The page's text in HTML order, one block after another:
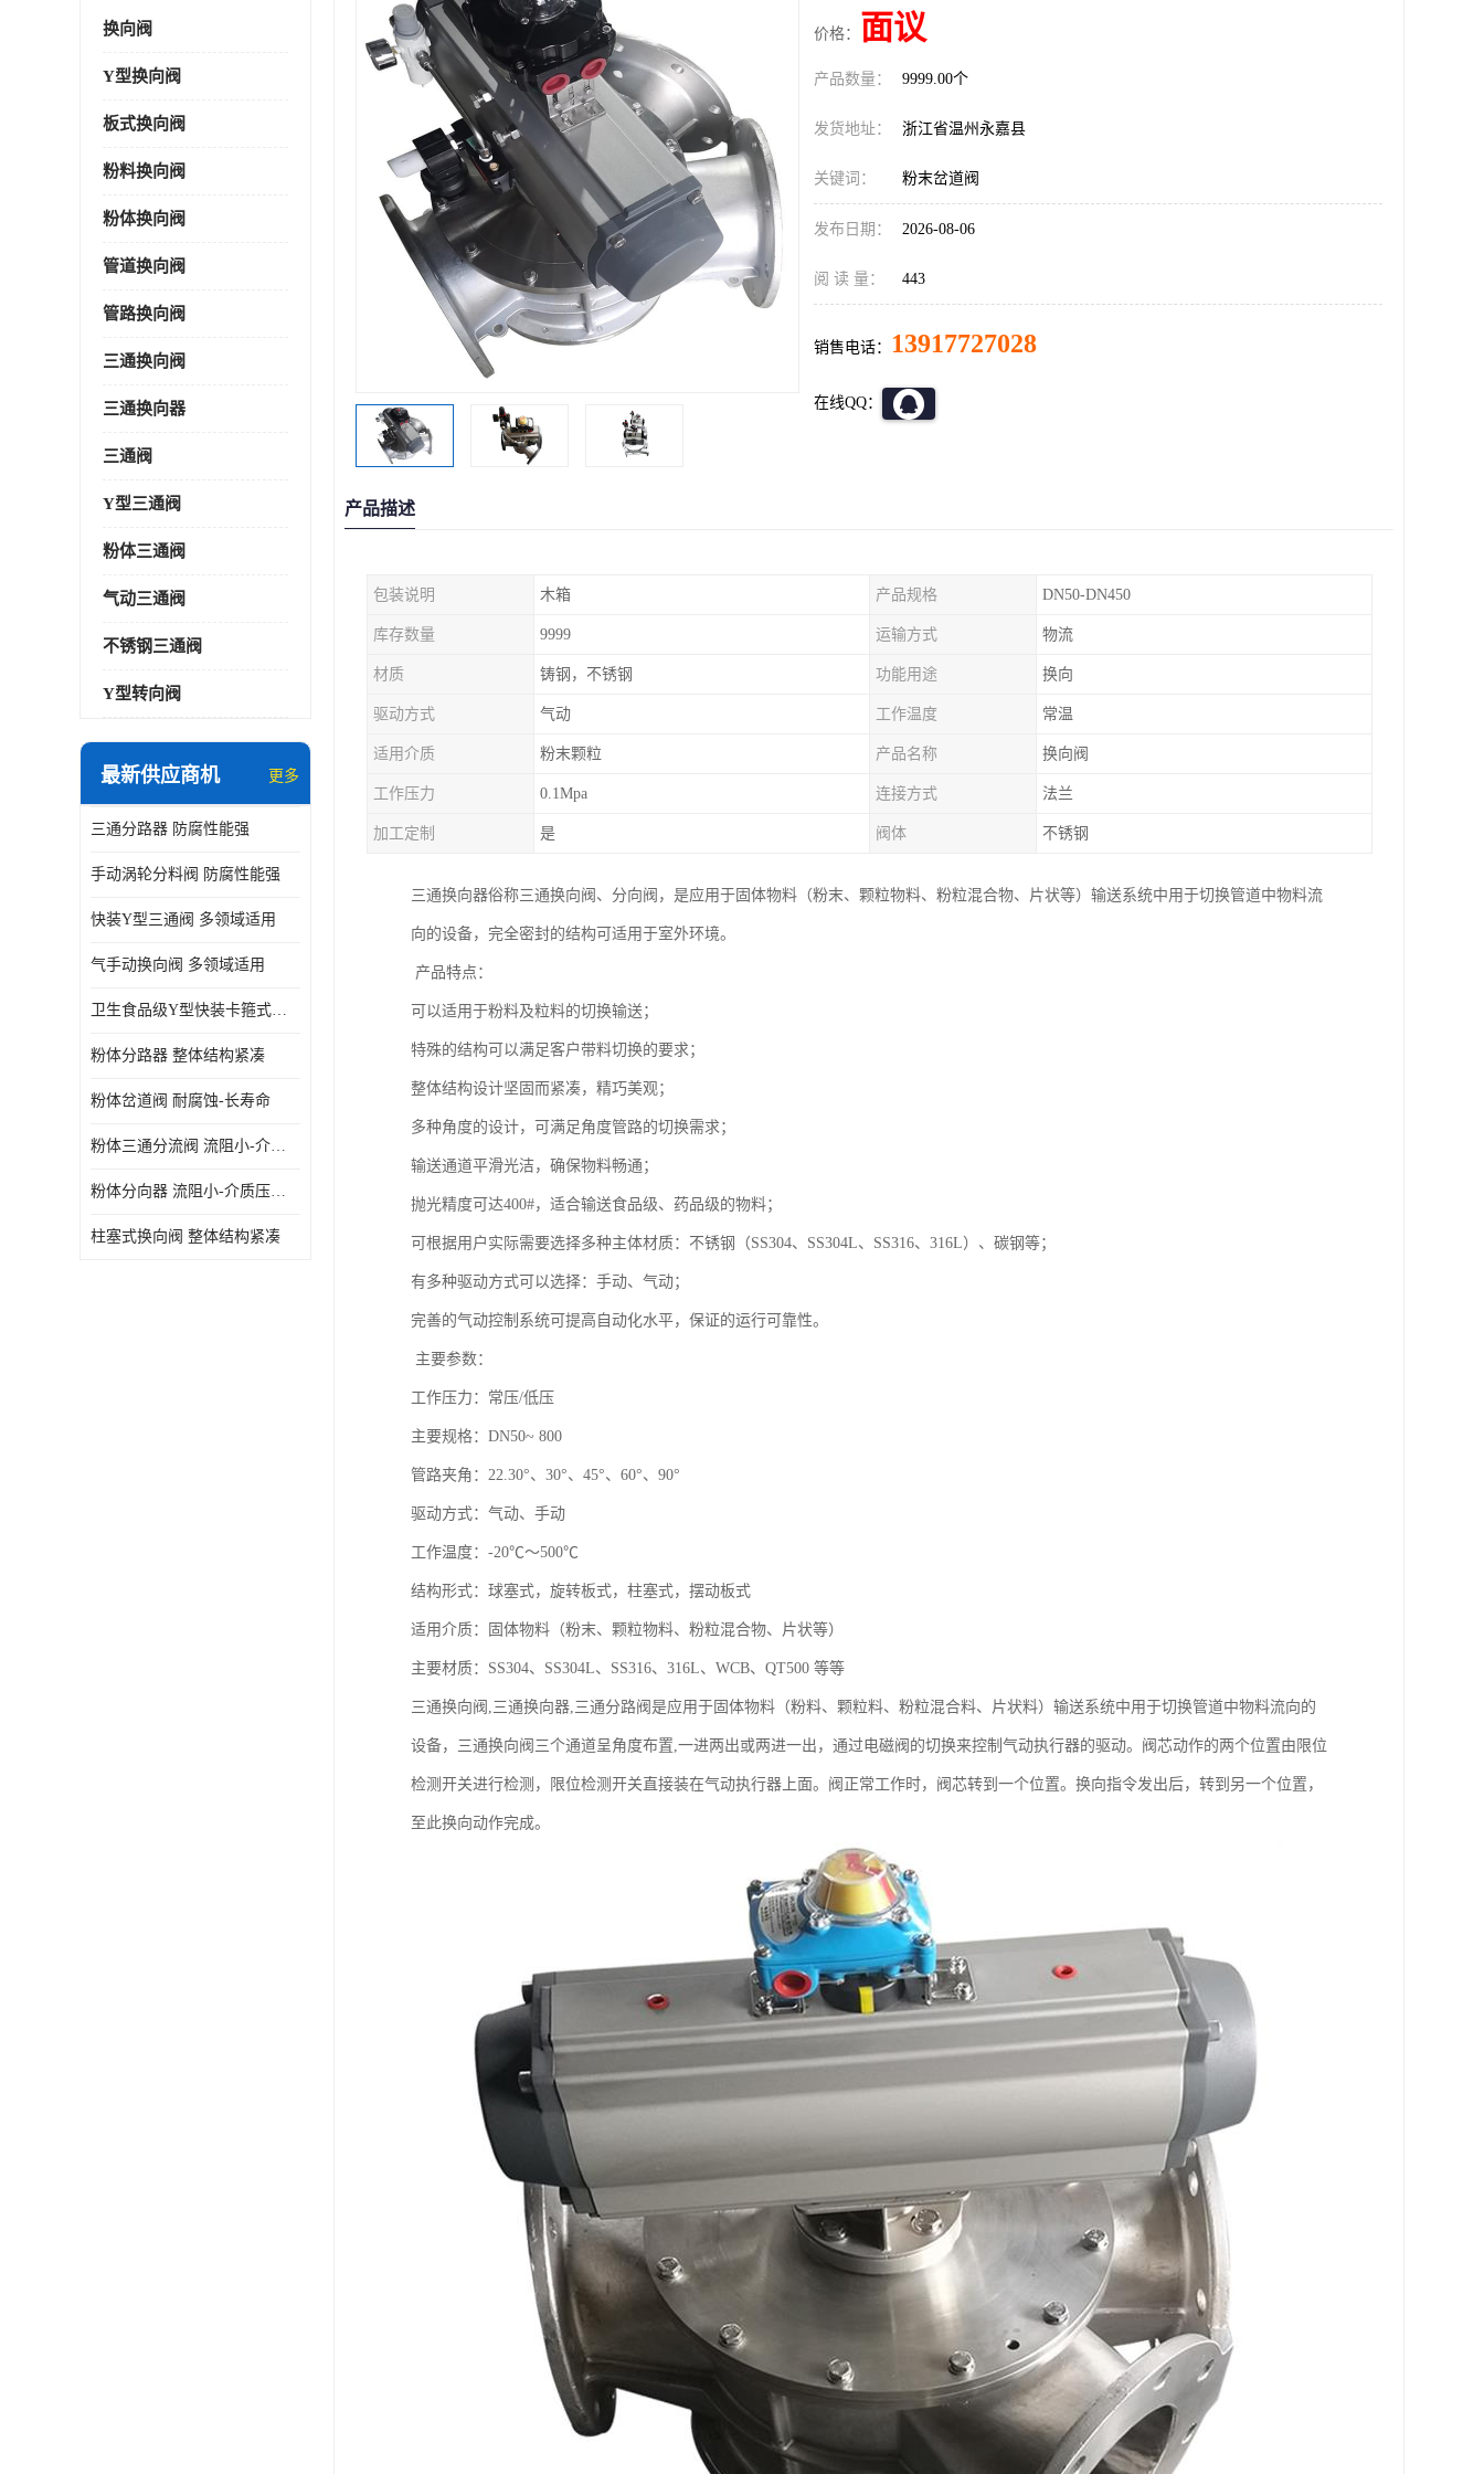
换向阀
Y型换向阀
板式换向阀
粉料换向阀
粉体换向阀
管道换向阀
管路换向阀
三通换向阀
三通换向器
三通阀
Y型三通阀
粉体三通阀
气动三通阀
不锈钢三通阀
Y型转向阀
最新供应商机 更多
三通分路器 防腐性能强
手动涡轮分料阀 防腐性能强
快装Y型三通阀 多领域适用
气手动换向阀 多领域适用
卫生食品级Y型快装卡箍式分路阀 结构坚固-不易变形
粉体分路器 整体结构紧凑
粉体岔道阀 耐腐蚀-长寿命
粉体三通分流阀 流阻小-介质压力损失少
粉体分向器 流阻小-介质压力损失少
柱塞式换向阀 整体结构紧凑
价格： 面议
产品数量： 9999.00个
发货地址： 浙江省温州永嘉县
关键词： 粉末岔道阀
发布日期： 2026-08-06
阅 读 量： 443
销售电话： 13917727028
在线QQ：
产品描述
包装说明 木箱 产品规格 DN50-DN450
库存数量 9999 运输方式 物流
材质 铸钢，不锈钢 功能用途 换向
驱动方式 气动 工作温度 常温
适用介质 粉末颗粒 产品名称 换向阀
工作压力 0.1Mpa 连接方式 法兰
加工定制 是 阀体 不锈钢
三通换向器俗称三通换向阀、分向阀，是应用于固体物料（粉末、颗粒物料、粉粒混合物、片状等）输送系统中用于切换管道中物料流
向的设备，完全密封的结构可适用于室外环境。
产品特点：
可以适用于粉料及粒料的切换输送；
特殊的结构可以满足客户带料切换的要求；
整体结构设计坚固而紧凑，精巧美观；
多种角度的设计，可满足角度管路的切换需求；
输送通道平滑光洁，确保物料畅通；
抛光精度可达400#，适合输送食品级、药品级的物料；
可根据用户实际需要选择多种主体材质：不锈钢（SS304、SS304L、SS316、316L）、碳钢等；
有多种驱动方式可以选择：手动、气动；
完善的气动控制系统可提高自动化水平，保证的运行可靠性。
主要参数：
工作压力：常压/低压
主要规格：DN50~ 800
管路夹角：22.30°、30°、45°、60°、90°
驱动方式：气动、手动
工作温度：-20℃～500℃
结构形式：球塞式，旋转板式，柱塞式，摆动板式
适用介质：固体物料（粉末、颗粒物料、粉粒混合物、片状等）
主要材质：SS304、SS304L、SS316、316L、WCB、QT500 等等
三通换向阀,三通换向器,三通分路阀是应用于固体物料（粉料、颗粒料、粉粒混合料、片状料）输送系统中用于切换管道中物料流向的
设备，三通换向阀三个通道呈角度布置,一进两出或两进一出，通过电磁阀的切换来控制气动执行器的驱动。阀芯动作的两个位置由限位
检测开关进行检测，限位检测开关直接装在气动执行器上面。阀正常工作时，阀芯转到一个位置。换向指令发出后，转到另一个位置，
至此换向动作完成。